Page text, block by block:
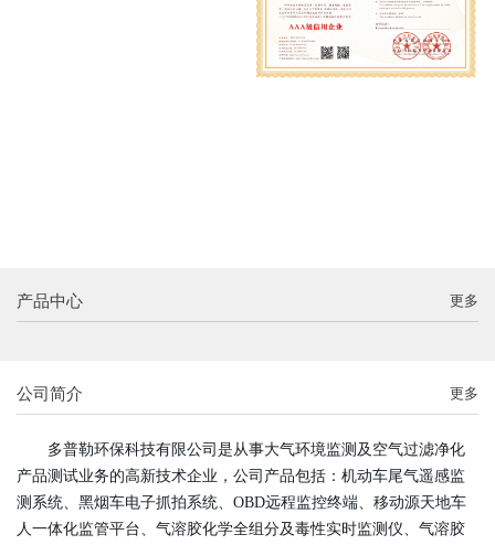
产品中心 更多
公司简介 更多
多普勒环保科技有限公司是从事大气环境监测及空气过滤净化
产品测试业务的高新技术企业，公司产品包括：机动车尾气遥感监
测系统、黑烟车电子抓拍系统、OBD远程监控终端、移动源天地车
人一体化监管平台、气溶胶化学全组分及毒性实时监测仪、气溶胶